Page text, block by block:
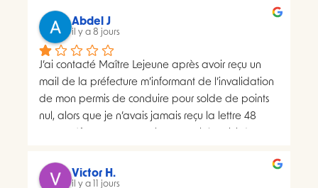
Abdel J
il y a 8 jours
J’ai contacté Maître Lejeune après avoir reçu un
mail de la préfecture m’informant de l’invalidation
de mon permis de conduire pour solde de points
nul, alors que je n’avais jamais reçu la lettre 48
distributions à deux dates différentes, ce qui me
semblait présenter une anomalie nécessitant une
Victor H.
il y a 11 jours